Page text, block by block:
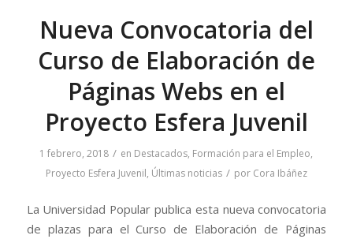
Nueva Convocatoria del
Curso de Elaboración de
Páginas Webs en el
Proyecto Esfera Juvenil
1 febrero, 2018 / en Destacados, Formación para el Empleo,
Proyecto Esfera Juvenil, Últimas noticias / por Cora Ibáñez
La Universidad Popular publica esta nueva convocatoria
de plazas para el Curso de Elaboración de Páginas